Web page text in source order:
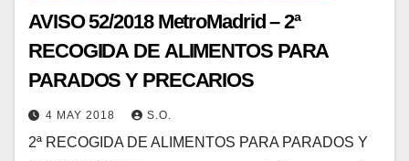
AVISO 52/2018 MetroMadrid – 2ª
RECOGIDA DE ALIMENTOS PARA
PARADOS Y PRECARIOS
4 MAY 2018 S.O.
2ª RECOGIDA DE ALIMENTOS PARA PARADOS Y